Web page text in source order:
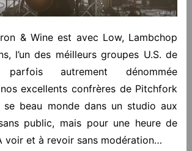
& Wine est avec Low, Lambchop
l’un des méilleurs groupes U.S. de
parfois autrement dénommée
excellents confrères de Pitchfork
beau monde dans un studio aux
public, mais pour une heure de
voir et à revoir sans modération…